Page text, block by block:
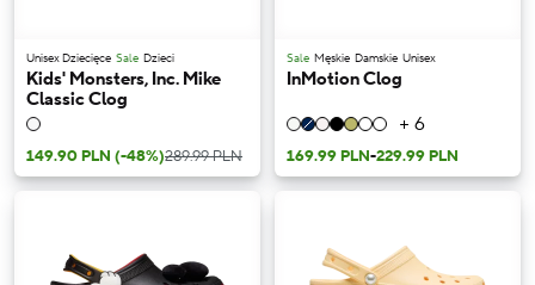
Unisex Dziecięce Sale Dzieci
Kids' Monsters, Inc. Mike
Classic Clog
149.90 PLN (-48%)289.99 PLN
Sale Męskie Damskie Unisex
InMotion Clog
+ 6
169.99 PLN-229.99 PLN